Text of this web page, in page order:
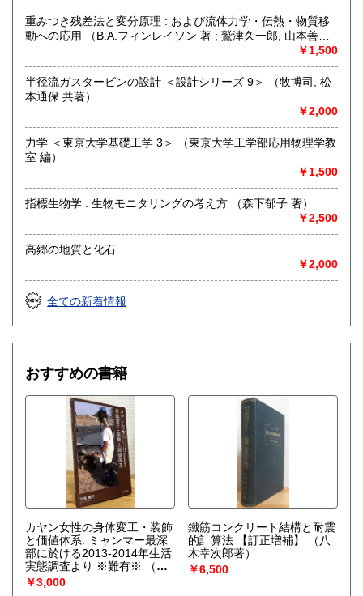
自然科学等の学術書・専門書・その他資料買取り致します。
電話・FAX・メール等でお気軽にご相談下さいませ。
出張買取・配送料着払い(当店の支払い)で送って頂くことも
※お送り頂く場合は必ず事前にご連絡下さいませ。
取り扱い分野
【地球科学(地質・鉱物)・天文学・動物学・植物学・その他
自然科学】
重みつき残差法と変分原理 : および流体力学・伝熱・物質移
動への応用 （B.A.フィンレイソン 著 ; 鷲津久一郎, 山本善之,
￥1,500
半径流ガスタービンの設計 ＜設計シリーズ 9＞ （牧博司, 松
本通保 共著）
￥2,000
力学 ＜東京大学基礎工学 3＞ （東京大学工学部応用物理学教
室 編）
￥1,500
指標生物学 : 生物モニタリングの考え方 （森下郁子 著）
￥2,500
高郷の地質と化石
￥2,000
全ての新着情報
おすすめの書籍
カヤン女性の身体変工・装飾
と価値体系: ミャンマー最深
部に於ける2013-2014年生活
実態調査より ※難有※
（下
田敦子）
￥3,000
鐵筋コンクリート結構と耐震
的計算法 【訂正増補】
（八
木幸次郎著）
￥6,500